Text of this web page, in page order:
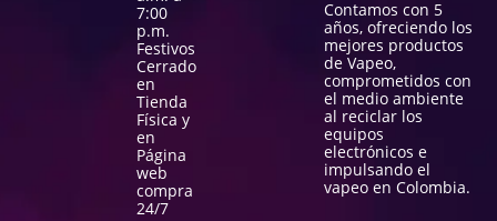
7:00
p.m.
Festivos
Cerrado
en
Tienda
Física y
en
Página
web
compra
24/7
Contamos con 5
años, ofreciendo los
mejores productos
de Vapeo,
comprometidos con
el medio ambiente
al reciclar los
equipos
electrónicos e
impulsando el
vapeo en Colombia.